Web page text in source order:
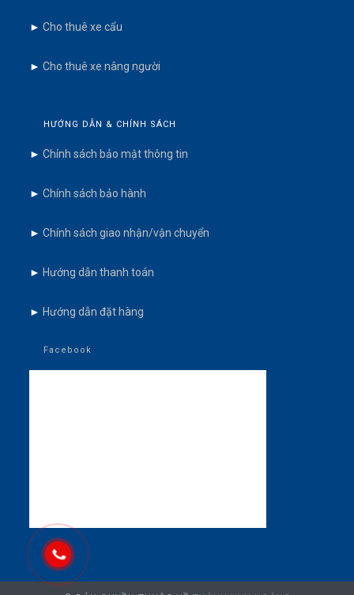
►Cho thuê xe cẩu
►Cho thuê xe nâng người
HƯỚNG DẪN & CHÍNH SÁCH
►Chính sách bảo mật thông tin
►Chính sách bảo hành
►Chính sách giao nhận/vận chuyển
► Hướng dẫn thanh toán
► Hướng dẫn đặt hàng
Facebook